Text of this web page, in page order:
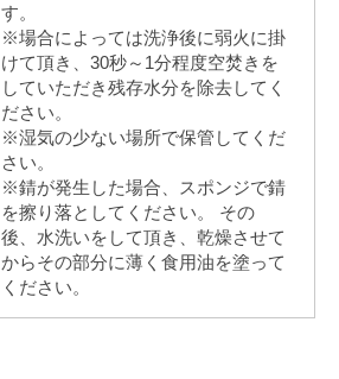
す。
※場合によっては洗浄後に弱火に掛
けて頂き、30秒～1分程度空焚きを
していただき残存水分を除去してく
ださい。
※湿気の少ない場所で保管してくだ
さい。
※錆が発生した場合、スポンジで錆
を擦り落としてください。 その
後、水洗いをして頂き、乾燥させて
からその部分に薄く食用油を塗って
ください。